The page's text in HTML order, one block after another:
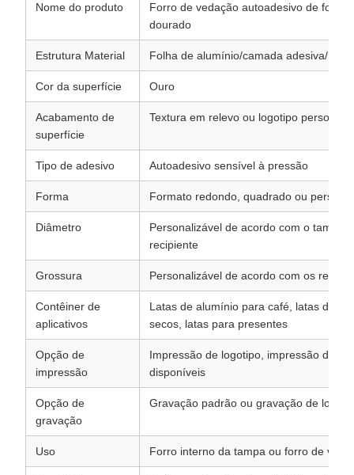
Nome do produto
Forro de vedação autoadesivo de folha
dourado
Estrutura Material Folha de alumínio/camada adesiva/
Cor da superfície Ouro
Acabamento de
superfície
Textura em relevo ou logotipo
Tipo de adesivo Autoadesivo sensível à pressão
Forma Formato redondo, quadrado ou
Diâmetro
Personalizável de acordo com o
recipiente
Grossura Personalizável de acordo com os
Contêiner de
aplicativos
Latas de alumínio para café, latas de
secos, latas para presentes
Opção de
impressão
Impressão de logotipo, impressão de
disponíveis
Opção de
gravação
Gravação padrão ou gravação de
Uso Forro interno da tampa ou forro de